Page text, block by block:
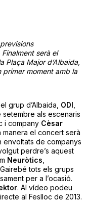
serà el
Plaça Major d’Albaida,
primer moment amb la
grup d’Albaida, ODI
als escenaris
i company Cèsar
manera el concert serà
envoltats de companys
perdre’s aquest
Neuròtics
Gairebé tots els grups
per a l’ocasió.
. Al vídeo podeu
al Feslloc de 2013.